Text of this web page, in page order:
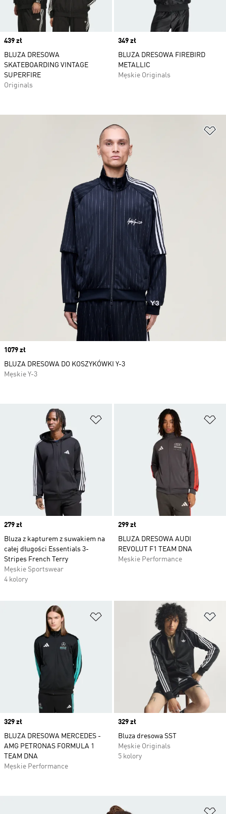
Price
439 zł
BLUZA DRESOWA
SKATEBOARDING VINTAGE
SUPERFIRE
Originals
Price
349 zł
BLUZA DRESOWA FIREBIRD
METALLIC
Męskie Originals
Dodaj do listy życzeń
Price
279 zł
Bluza z kapturem z suwakiem na
całej długości Essentials 3-
Stripes French Terry
Męskie Sportswear
4 kolory
Price
299 zł
BLUZA DRESOWA AUDI
REVOLUT F1 TEAM DNA
Męskie Performance
Dodaj do listy życzeń
Price
329 zł
BLUZA DRESOWA MERCEDES -
AMG PETRONAS FORMULA 1
TEAM DNA
Męskie Performance
Price
329 zł
Bluza dresowa SST
Męskie Originals
5 kolory
Price
1079 zł
BLUZA DRESOWA DO KOSZYKÓWKI Y-3
Męskie Y-3